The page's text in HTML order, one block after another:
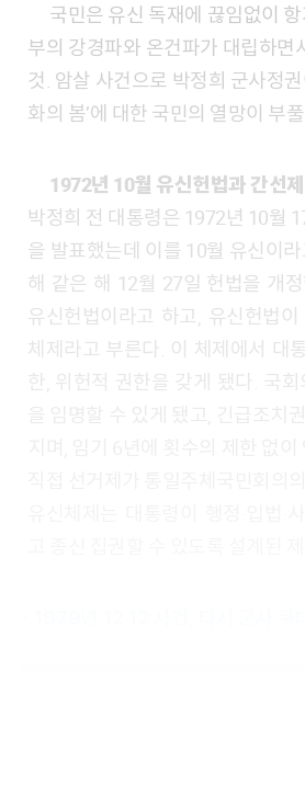
국민은 유신 독재에 끊임없이 항거했다. 이에 정권 내
부의 강경파와 온건파가 대립하면
것. 암살 사건으로 박정희 군사정
화의 봄’에 대한 국민의 열망이 부
1972년 10월 유신헌법과 간선
박정희 전 대통령은 1972년 10월
을 발표했는데 이를 10월 유신이
해 같은 해 12월 27일 헌법을 개
유신헌법이라고 하고, 유신헌법
체제라고 부른다. 이 체제에서 대
한, 위헌적 권한을 갖게 됐다. 국